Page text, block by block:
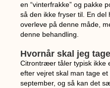
en “vinterfrakke” og pakke
så den ikke fryser til. En
overleve på denne måde,
denne behandling.
Hvornår skal jeg
Citrontræer tåler typisk ikke
efter vejret skal man tage
september, og så kan det